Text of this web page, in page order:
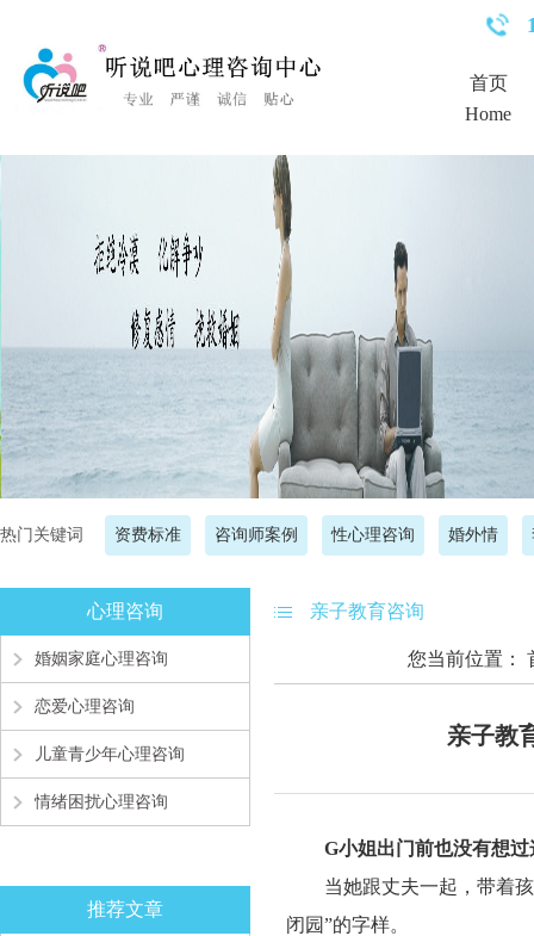
首页
Home
热门关键词 资费标准 咨询师案例 性心理咨询 婚外情
心理咨询
婚姻家庭心理咨询
恋爱心理咨询
儿童青少年心理咨询
情绪困扰心理咨询
推荐文章
亲子教育咨询
您当前位置：
亲子教
G小姐出门前也没有想
当她跟丈夫一起，带着
闭园”的字样。